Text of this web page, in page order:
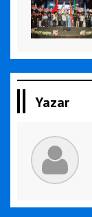
Yazar